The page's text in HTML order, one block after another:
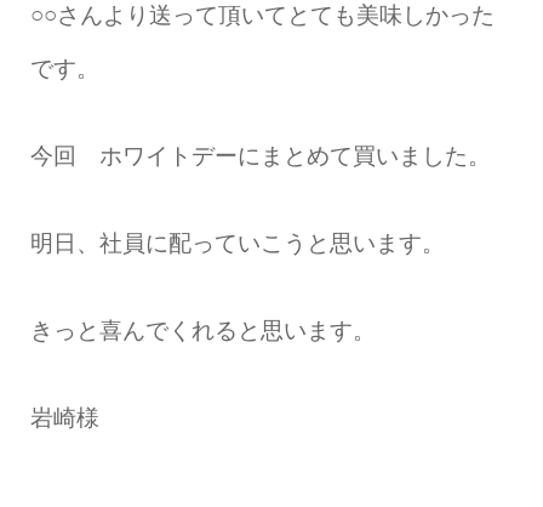
○○さんより送って頂いてとても美味しかった
です。
今回 ホワイトデーにまとめて買いました。
明日、社員に配っていこうと思います。
きっと喜んでくれると思います。
岩崎様